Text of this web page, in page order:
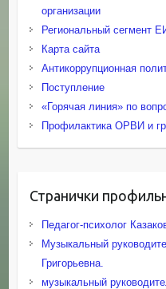
организации
Региональный сегмент
Карта сайта
Антикоррупционная
Поступление
«Горячая линия» по
Профилактика ОРВИ и
Странички
Педагог-психолог
Музыкальный
Григорьевна.
музыкальный